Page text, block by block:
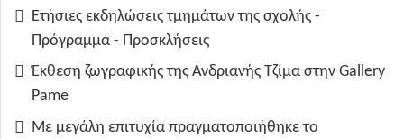
Ετήσιες εκδηλώσεις τμημάτων της σχολής -
Πρόγραμμα - Προσκλήσεις
Έκθεση ζωγραφικής της Ανδριανής Τζίμα στην Gallery
Pame
Με μεγάλη επιτυχία πραγματοποιήθηκε το